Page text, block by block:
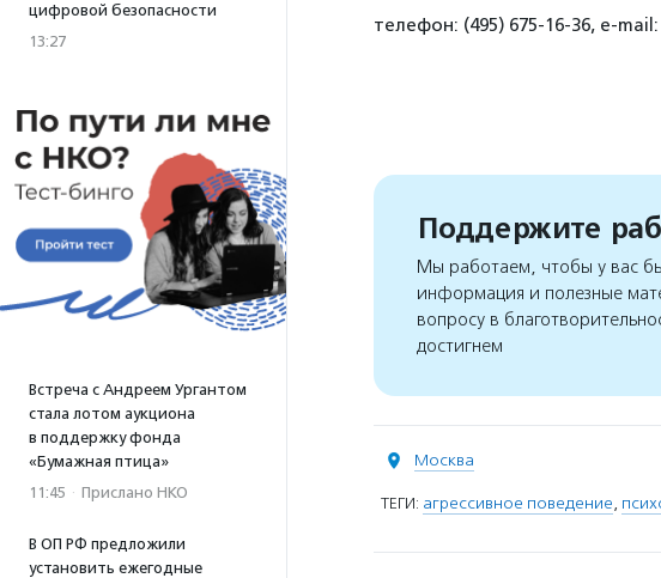
цифровой безопасности
13:27
Встреча с Андреем Ургантом
стала лотом аукциона
в поддержку фонда
«Бумажная птица»
11:45 · Прислано НКО
В ОП РФ предложили
установить ежегодные
телефон: (495) 675-16-36, e-
Поддержите
Мы работаем, чтобы у вас
информация и полезные
вопросу в
достигнем
Москва
ТЕГИ: агрессивное поведение,